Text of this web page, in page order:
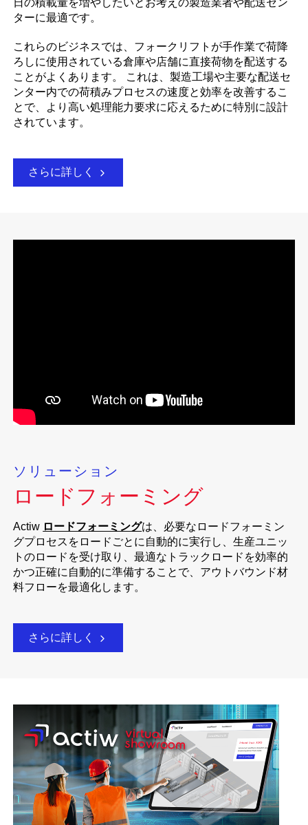
日の積載量を増やしたいとお考えの製造業者や配送セン
ターに最適です。
これらのビジネスでは、フォークリフトが手作業で荷降
ろしに使用されている倉庫や店舗に直接荷物を配送する
ことがよくあります。 これは、製造工場や主要な配送セ
ンター内での荷積みプロセスの速度と効率を改善するこ
とで、より高い処理能力要求に応えるために特別に設計
されています。
さらに詳しく
ソリューション
ロードフォーミング
Actiw ロードフォーミングは、必要なロードフォーミン
グプロセスをロードごとに自動的に実行し、生産ユニッ
トのロードを受け取り、最適なトラックロードを効率的
かつ正確に自動的に準備することで、アウトバウンド材
料フローを最適化します。
さらに詳しく